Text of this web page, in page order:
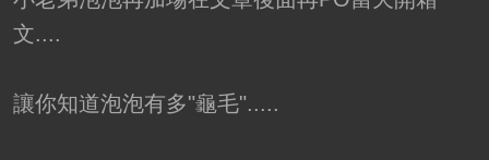
文....
讓你知道泡泡有多"龜毛".....